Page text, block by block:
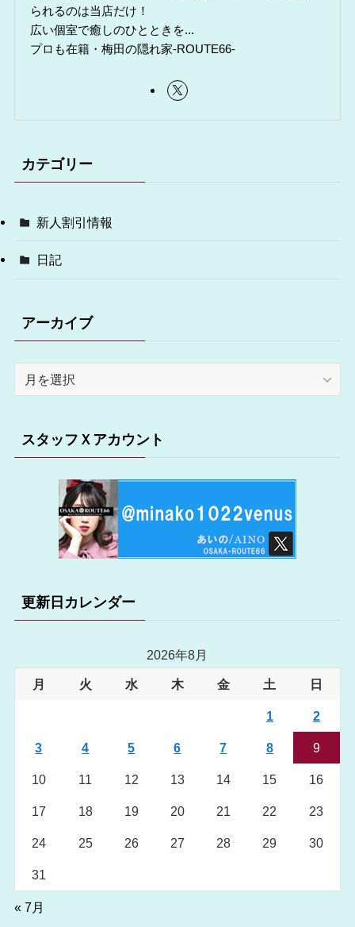
られるのは当店だけ！
広い個室で癒しのひとときを...
プロも在籍・梅田の隠れ家-ROUTE66-
カテゴリー
新人割引情報
日記
アーカイブ
スタッフＸアカウント
更新日カレンダー
2026年8月
月 火 水 木 金 土 日
1 2
3 4 5 6 7 8 9
10 11 12 13 14 15 16
17 18 19 20 21 22 23
24 25 26 27 28 29 30
31
« 7月